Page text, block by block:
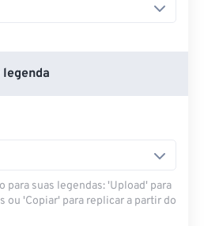
para suas legendas: 'Upload' para
ou 'Copiar' para replicar a partir do